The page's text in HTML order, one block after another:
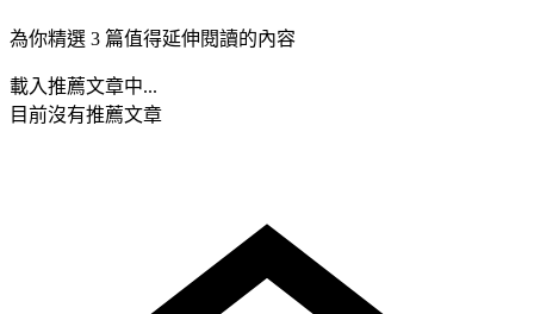
為你精選 3 篇值得延伸閱讀的內容
載入推薦文章中...
目前沒有推薦文章